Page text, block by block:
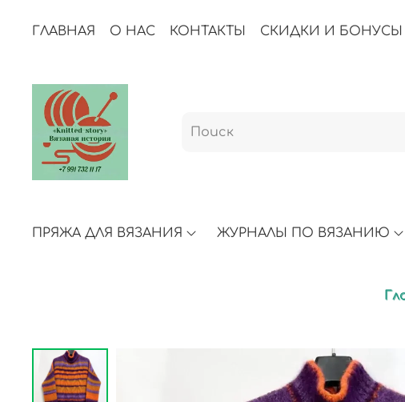
ГЛАВНАЯ О НАС КОНТАКТЫ СКИДКИ И БОНУСЫ
ПРЯЖА ДЛЯ ВЯЗАНИЯ ЖУРНАЛЫ ПО ВЯЗАНИЮ